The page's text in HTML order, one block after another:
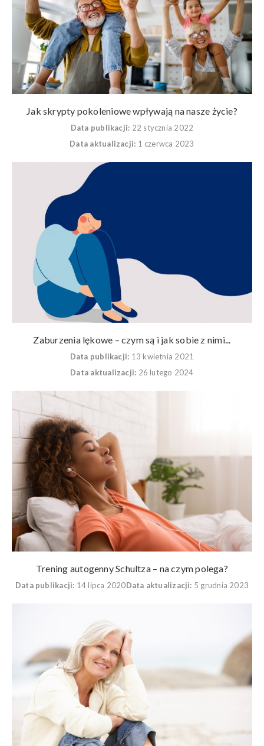
Jak skrypty pokoleniowe wpływają na nasze życie?
Data publikacji: 22 stycznia 2022
Data aktualizacji: 1 czerwca 2023
Zaburzenia lękowe – czym są i jak sobie z nimi...
Data publikacji: 13 kwietnia 2021
Data aktualizacji: 26 lutego 2024
Trening autogenny Schultza – na czym polega?
Data publikacji: 14 lipca 2020Data aktualizacji: 5 grudnia 2023